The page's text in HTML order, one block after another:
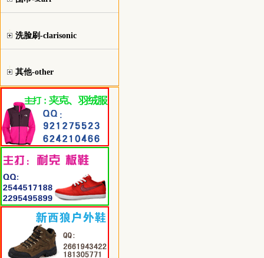
洗脸刷-clarisonic
其他-other